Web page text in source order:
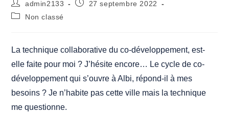
Auteur/autrice
de
la
admin2133
Publication
27 septembre 2022
PostNon classé
La technique collaborative du co-développement, est-
elle faite pour moi ? J’hésite encore… Le cycle de co-
développement qui s’ouvre à Albi, répond-il à mes
besoins ? Je n’habite pas cette ville mais la technique
me questionne.